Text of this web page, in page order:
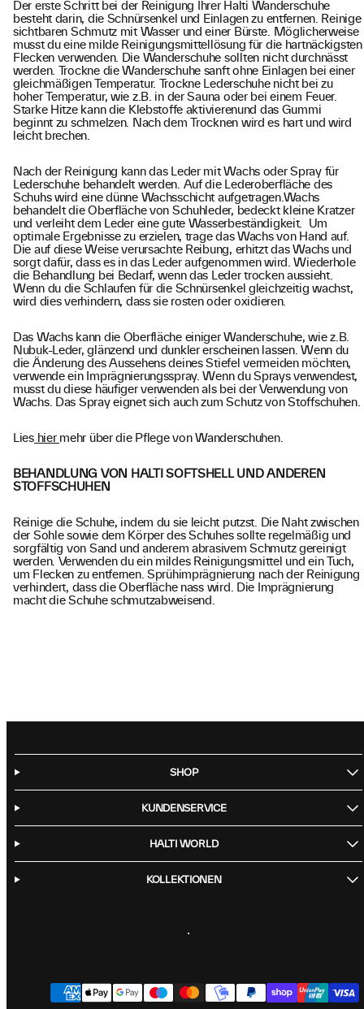
Der erste Schritt bei der Reinigung Ihrer Halti Wanderschuhe
besteht darin, die Schnürsenkel und Einlagen zu entfernen. Reinige
sichtbaren Schmutz mit Wasser und einer Bürste. Möglicherweise
musst du eine milde Reinigungsmittellösung für die hartnäckigsten
Flecken verwenden. Die Wanderschuhe sollten nicht durchnässt
werden. Trockne die Wanderschuhe sanft ohne Einlagen bei einer
gleichmäßigen Temperatur. Trockne Lederschuhe nicht bei zu
hoher Temperatur, wie z.B. in der Sauna oder bei einem Feuer.
Starke Hitze kann die Klebstoffe aktivierenund das Gummi
beginnt zu schmelzen. Nach dem Trocknen wird es hart und wird
leicht brechen.
Nach der Reinigung kann das Leder mit Wachs oder Spray für
Lederschuhe behandelt werden. Auf die Lederoberfläche des
Schuhs wird eine dünne Wachsschicht aufgetragen.Wachs
behandelt die Oberfläche von Schuhleder, bedeckt kleine Kratzer
und verleiht dem Leder eine gute Wasserbeständigkeit. Um
optimale Ergebnisse zu erzielen, trage das Wachs von Hand auf.
Die auf diese Weise verursachte Reibung, erhitzt das Wachs und
sorgt dafür, dass es in das Leder aufgenommen wird. Wiederhole
die Behandlung bei Bedarf, wenn das Leder trocken aussieht.
Wenn du die Schlaufen für die Schnürsenkel gleichzeitig wachst,
wird dies verhindern, dass sie rosten oder oxidieren.
Das Wachs kann die Oberfläche einiger Wanderschuhe, wie z.B.
Nubuk-Leder, glänzend und dunkler erscheinen lassen. Wenn du
die Änderung des Aussehens deines Stiefel vermeiden möchten,
verwende ein Imprägnierungsspray. Wenn du Sprays verwendest,
musst du diese häufiger verwenden als bei der Verwendung von
Wachs. Das Spray eignet sich auch zum Schutz von Stoffschuhen.
Lieshier mehr über die Pflege von Wanderschuhen.
BEHANDLUNG VON HALTI SOFTSHELL UND ANDEREN
STOFFSCHUHEN
Reinige die Schuhe, indem du sie leicht putzst. Die Naht zwischen
der Sohle sowie dem Körper des Schuhes sollte regelmäßig und
sorgfältig von Sand und anderem abrasivem Schmutz gereinigt
werden. Verwenden du ein mildes Reinigungsmittel und ein Tuch,
um Flecken zu entfernen. Sprühimprägnierung nach der Reinigung
verhindert, dass die Oberfläche nass wird. Die Imprägnierung
macht die Schuhe schmutzabweisend.
SHOP
KUNDENSERVICE
HALTI WORLD
KOLLEKTIONEN
Zahlungsarten